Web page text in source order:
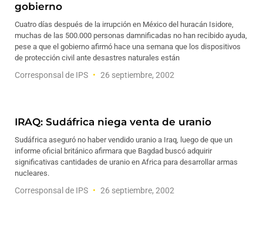
gobierno
Cuatro días después de la irrupción en México del huracán Isidore,
muchas de las 500.000 personas damnificadas no han recibido ayuda,
pese a que el gobierno afirmó hace una semana que los dispositivos
de protección civil ante desastres naturales están
Corresponsal de IPS 26 septiembre, 2002
IRAQ: Sudáfrica niega venta de uranio
Sudáfrica aseguró no haber vendido uranio a Iraq, luego de que un
informe oficial británico afirmara que Bagdad buscó adquirir
significativas cantidades de uranio en Africa para desarrollar armas
nucleares.
Corresponsal de IPS 26 septiembre, 2002